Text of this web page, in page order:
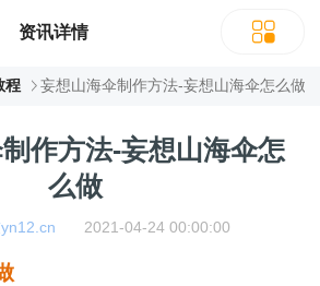
资讯详情
程 妄想山海伞制作方法-妄想山海伞怎么做
作方法-妄想山海伞怎
么做
2021-04-24 00:00:00